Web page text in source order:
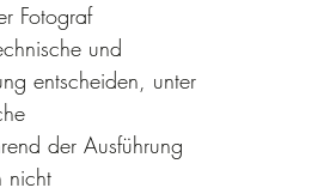
Fotograf
und
entscheiden, unter
der Ausführung
nicht